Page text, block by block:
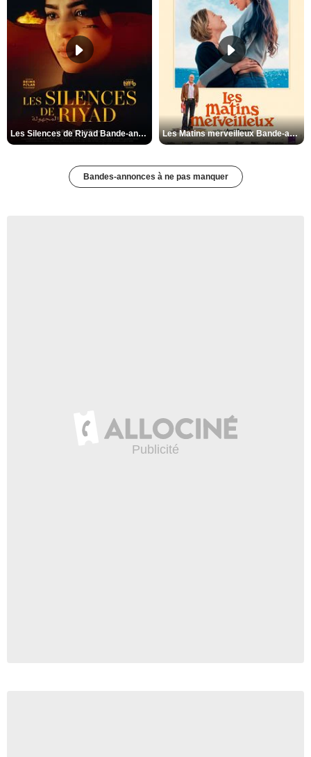
Les Silences de Riyad Bande-annonce VO STFR Les Matins merveilleux Bande-annonce VF
Bandes-annonces à ne pas manquer